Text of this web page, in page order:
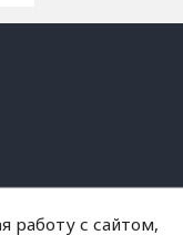
работу с сайтом,